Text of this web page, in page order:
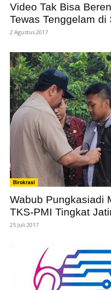
Video Tak Bisa
Tewas Tenggelam di
2 Agustus 2017
Birokrasi
Wabub Pungkasiadi
TKS-PMI Tingkat
25 Juli 2017